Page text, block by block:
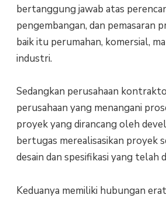
bertanggung jawab atas
pengembangan, dan pemasaran
baik itu perumahan, komersial,
industri.
Sedangkan perusahaan
perusahaan yang menangani
proyek yang dirancang oleh
bertugas merealisasikan proyek
desain dan spesifikasi yang telah
Keduanya memiliki hubungan